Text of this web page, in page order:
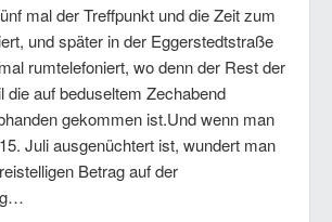
mal der Treffpunkt und die Zeit zum
und später in der Eggerstedtstraße
rumtelefoniert, wo denn der Rest der
die auf beduseltem Zechabend
gekommen ist.Und wenn man
Juli ausgenüchtert ist, wundert man
Betrag auf der